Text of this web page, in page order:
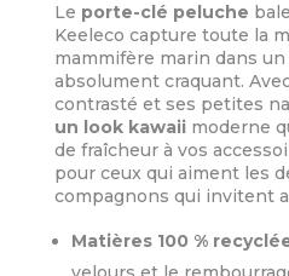
Le porte-clé peluche
Keeleco capture toute la
mammifère marin dans
absolument craquant.
contrasté et ses petites
un look kawaiimoderne
de fraîcheur à vos
pour ceux qui aiment les
compagnons qui invitent
Matières 100 %